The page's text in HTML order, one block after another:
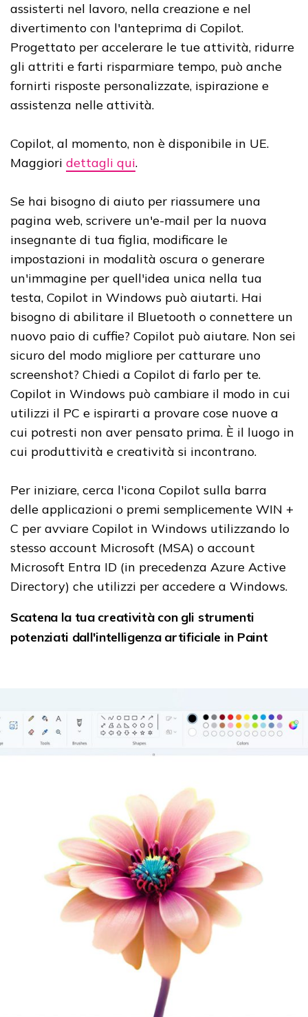
assisterti nel lavoro, nella creazione e nel
divertimento con l'anteprima di Copilot.
Progettato per accelerare le tue attività, ridurre
gli attriti e farti risparmiare tempo, può anche
fornirti risposte personalizzate, ispirazione e
assistenza nelle attività.
Copilot, al momento, non è disponibile in UE.
Maggiori dettagli qui.
Se hai bisogno di aiuto per riassumere una
pagina web, scrivere un'e-mail per la nuova
insegnante di tua figlia, modificare le
impostazioni in modalità oscura o generare
un'immagine per quell'idea unica nella tua
testa, Copilot in Windows può aiutarti. Hai
bisogno di abilitare il Bluetooth o connettere un
nuovo paio di cuffie? Copilot può aiutare. Non sei
sicuro del modo migliore per catturare uno
screenshot? Chiedi a Copilot di farlo per te.
Copilot in Windows può cambiare il modo in cui
utilizzi il PC e ispirarti a provare cose nuove a
cui potresti non aver pensato prima. È il luogo in
cui produttività e creatività si incontrano.
Per iniziare, cerca l'icona Copilot sulla barra
delle applicazioni o premi semplicemente WIN +
C per avviare Copilot in Windows utilizzando lo
stesso account Microsoft (MSA) o account
Microsoft Entra ID (in precedenza Azure Active
Directory) che utilizzi per accedere a Windows.
Scatena la tua creatività con gli strumenti
potenziati dall'intelligenza artificiale in Paint